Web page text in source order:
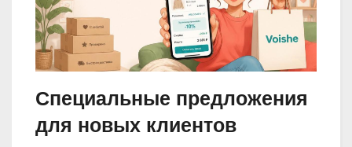
Специальные предложения
для новых клиентов